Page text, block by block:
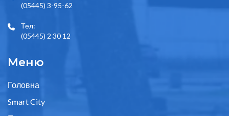
(05445) 3-95-62
Тел:
(05445) 2 30 12
Меню
Головна
Smart City